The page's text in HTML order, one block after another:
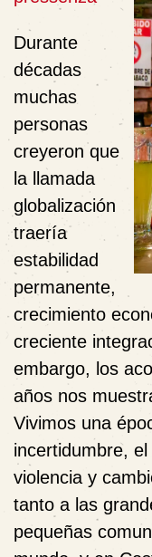
Durante
décadas
muchas
personas
creyeron que
la llamada
globalización
traería
estabilidad
permanente,
crecimiento
creciente
embargo, los
años nos
Vivimos una
incertidumbre,
violencia y
tanto a las
pequeñas